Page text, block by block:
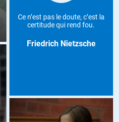
Ce n’est pas le doute, c’est la
certitude qui rend fou.
Friedrich Nietzsche